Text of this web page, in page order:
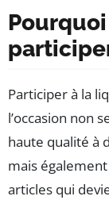
Participer à la
l’occasion non
haute qualité à
mais
articles qui